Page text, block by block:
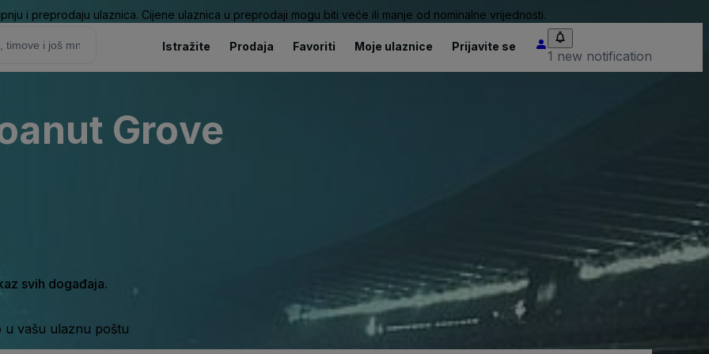
i preprodaju ulaznica. Cijene ulaznica u preprodaji mogu biti veće ili manje od nominalne vrijednosti.
Istražite Prodaja Favoriti Moje ulaznice Prijavite se
1 new notification
Grove
svih događaja.
u vašu ulaznu poštu